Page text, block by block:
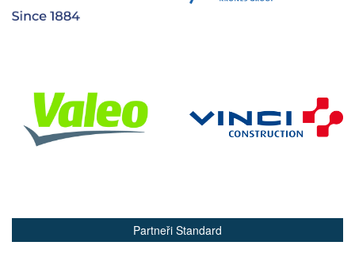
Partneři Standard